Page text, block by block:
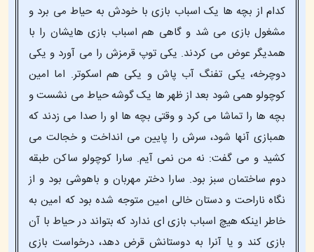
کدام از بچه ها یک اسباب بازی با خودش به حیاط می برد و
مشغول بازی می شد و گاهی هم اسباب بازی هایشان را با
همدیگر عوض می کردند. یکی توپ قرمزش را می آورد و یکی
دوچرخه، یکی تفنگ آب پاش و یکی هم اسکوتر. اما امین
کوچولو همی شود بعد از ظهر ها یک گوشه حیاط می نشست و
بچه ها را تماشا می کرد و وقتی بچه ها او را صدا می زدند که
همبازی آنها شود، سرش را پایین می انداخت و خجالت می
کشید و می گفت: نه من نمی آیم. سارا کوچولو ساکن طبقه
دوم ساختمان سبز بود. سارا دختر مهربان و باهوشی بود و از
نگاه ناراحت و دستان خالی امین متوجه شده بود که امین به
خاطر اینکه هیچ اسباب بازی ای ندارد که بتواند در حیاط با آن
بازی کند و یا آنرا به دوستانش قرض دهد، درخواست بازی